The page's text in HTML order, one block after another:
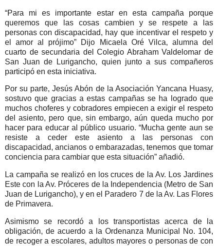
“Para mi es importante estar en esta campaña porque
queremos que las cosas cambien y se respete a las
personas con discapacidad, hay que incentivar el respeto y
el amor al prójimo” Dijo Micaela Oré Vilca, alumna del
cuarto de secundaria del Colegio Abraham Valdelomar de
San Juan de Lurigancho, quien junto a sus compañeros
participó en esta iniciativa.
Por su parte, Jesús Abón de la Asociación Yancana Huasy,
sostuvo que gracias a estas campañas se ha logrado que
muchos choferes y cobradores empiecen a exigir el respeto
del asiento, pero que, sin embargo, aún queda mucho por
hacer para educar al público usuario. “Mucha gente aun se
resiste a ceder este asiento a las personas con
discapacidad, ancianos o embarazadas, tenemos que tomar
conciencia para cambiar que esta situación” añadió.
La campaña se realizó en los cruces de la Av. Los Jardines
Este con la Av. Próceres de la Independencia (Metro de San
Juan de Lurigancho), y en el Paradero 7 de la Av. Las Flores
de Primavera.
Asimismo se recordó a los transportistas acerca de la
obligación, de acuerdo a la Ordenanza Municipal No. 104,
de recoger a escolares, adultos mayores o personas de con